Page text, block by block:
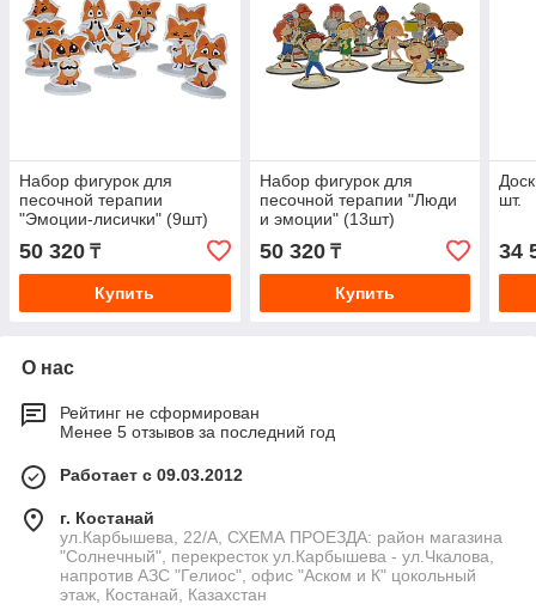
Набор фигурок для
песочной терапии
"Эмоции-лисички" (9шт)
50 320 ₸
Купить
Набор фигурок для
песочной терапии "Люди
и эмоции" (13шт)
50 320₸
Купить
шт.
34
О нас
Рейтинг не сформирован
Менее 5 отзывов за последний год
Работает с 09.03.2012
г. Костанай
ул.Карбышева, 22/А, СХЕМА ПРОЕЗДА: район магазина
"Солнечный", перекресток ул.Карбышева - ул.Чкалова,
напротив АЗС "Гелиос", офис "Аском и К" цокольный
этаж, Костанай, Казахстан